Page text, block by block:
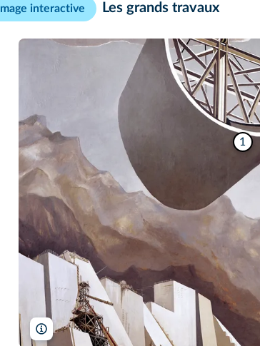
Image interactive Les grands travaux
1
Granger/Bridgeman